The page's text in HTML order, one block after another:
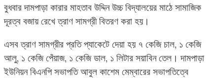
বুধবার দামপাড়া কারার মাহতাব উদ্দিন উচ্চ বিদ্যালয়ের মাঠে সামাজিক
দূরত্ব বজায় রেখে ত্রাণ সামগ্রী বিতরণ করা হয়।
এসব ত্রাণ সামগ্রীর প্রতি প্যাকেটে দেয়া হয় ৭ কেজি চাল, ১ কেজি
আলু, ১ কেজি পেঁয়াজ, ১ কেজি ডাল, ১ লিটার সয়াবিন তেল। দামপাড়া
ইউনিয়ন বিএনপি সভাপতি আবুল কাশেম মেম্বারের সভাপতিত্বে